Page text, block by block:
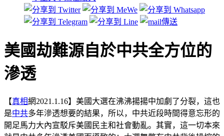
美國劫難源自於中共全方位的
滲透
【真相網2021.1.16】美國大選在沸沸揚揚中加劇了分裂，這也
是中共多年滲透想要的結果，所以，中共近段時間得意忘形的
開足馬力大內宣駁斥美國民主和社會動亂。其實，這一切本來